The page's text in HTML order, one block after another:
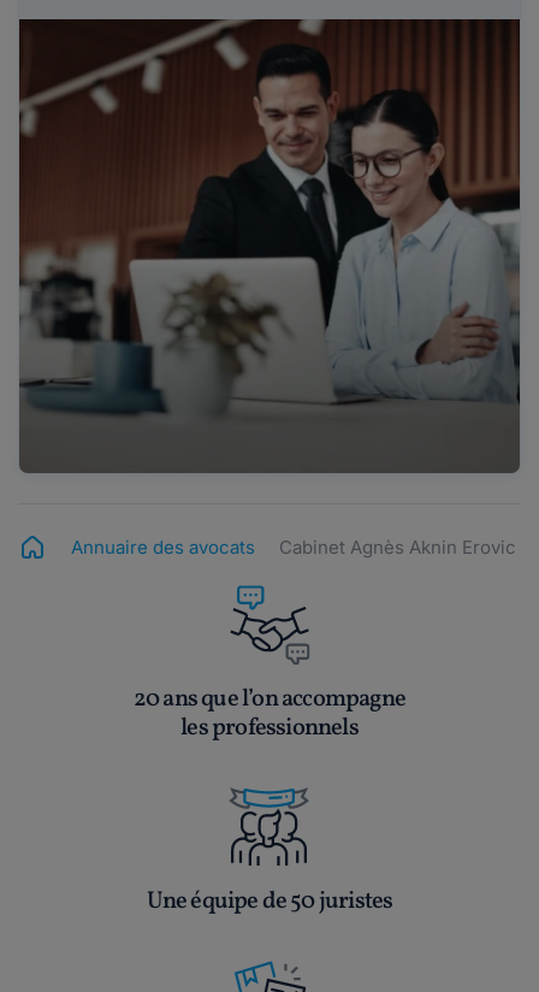
Annuaire des avocats Cabinet Agnès Aknin Erovic
20 ans que l’on accompagne
les professionnels
Une équipe de 50 juristes